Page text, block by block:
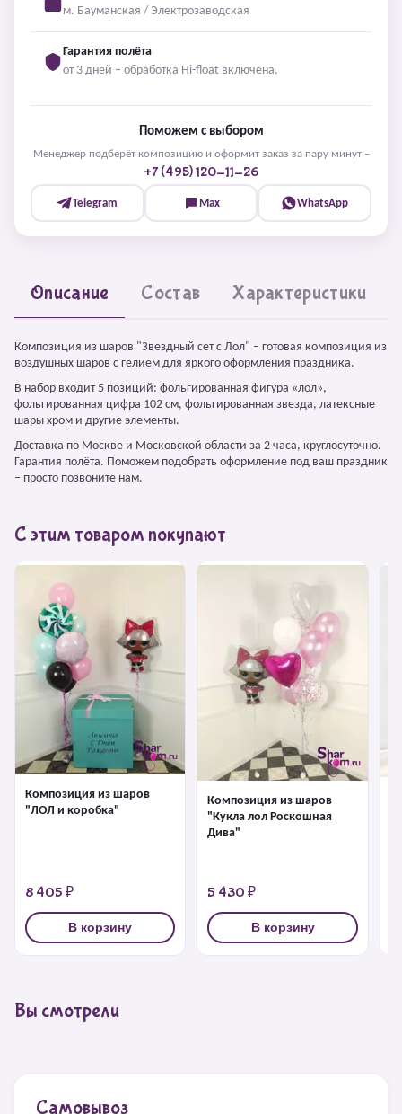
м. Бауманская / Электрозаводская
Гарантия полёта
от 3 дней – обработка Hi-float включена.
Поможем с выбором
Менеджер подберёт композицию и оформит заказ за пару минут –
+7 (495) 120-11-26
Telegram Max WhatsApp
Описание Состав Характеристики
Композиция из шаров "Звездный сет с Лол" – готовая композиция из
воздушных шаров с гелием для яркого оформления праздника.
В набор входит 5 позиций: фольгированная фигура «лол»,
фольгированная цифра 102 см, фольгированная звезда, латексные
шары хром и другие элементы.
Доставка по Москве и Московской области за 2 часа, круглосуточно.
Гарантия полёта. Поможем подобрать оформление под ваш праздник
– просто позвоните нам.
С этим товаром покупают
Композиция из шаров
"ЛОЛ и коробка"
8 405 ₽
В корзину
Композиция из шаров
"Кукла лол Роскошная
Дива"
5 430 ₽
В корзину
Вы смотрели
Самовывоз